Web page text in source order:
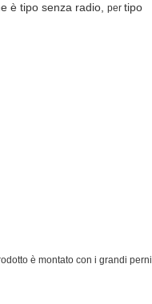
è tipo senza radio, per tipo
è montato con i grandi perni